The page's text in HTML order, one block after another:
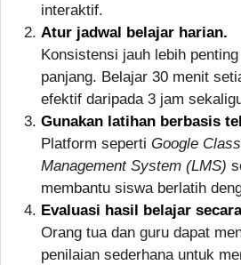
interaktif.
Atur jadwal belajar harian.
Konsistensi jauh lebih
panjang. Belajar 30 menit
efektif daripada 3 jam
Gunakan latihan berbasis
Platform seperti Google
Management System (LMS)
membantu siswa berlatih
Evaluasi hasil belajar
Orang tua dan guru dapat
penilaian sederhana untuk